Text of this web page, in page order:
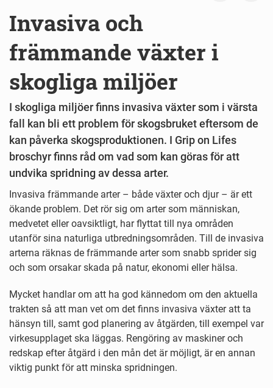
Invasiva och
främmande växter i
skogliga miljöer
I skogliga miljöer finns invasiva växter som i värsta
fall kan bli ett problem för skogsbruket eftersom de
kan påverka skogsproduktionen. I Grip on Lifes
broschyr finns råd om vad som kan göras för att
undvika spridning av dessa arter.
Invasiva främmande arter – både växter och djur – är ett
ökande problem. Det rör sig om arter som människan,
medvetet eller oavsiktligt, har flyttat till nya områden
utanför sina naturliga utbredningsområden. Till de invasiva
arterna räknas de främmande arter som snabb sprider sig
och som orsakar skada på natur, ekonomi eller hälsa.
Mycket handlar om att ha god kännedom om den aktuella
trakten så att man vet om det finns invasiva växter att ta
hänsyn till, samt god planering av åtgärden, till exempel var
virkesupplaget ska läggas. Rengöring av maskiner och
redskap efter åtgärd i den mån det är möjligt, är en annan
viktig punkt för att minska spridningen.